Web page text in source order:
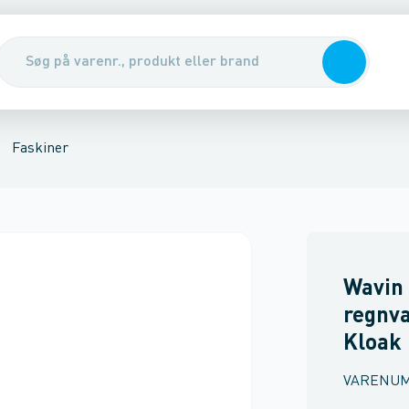
& udskillere
Faskiner
Kloak